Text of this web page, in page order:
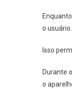
o usuário.
Isso
Durante
o